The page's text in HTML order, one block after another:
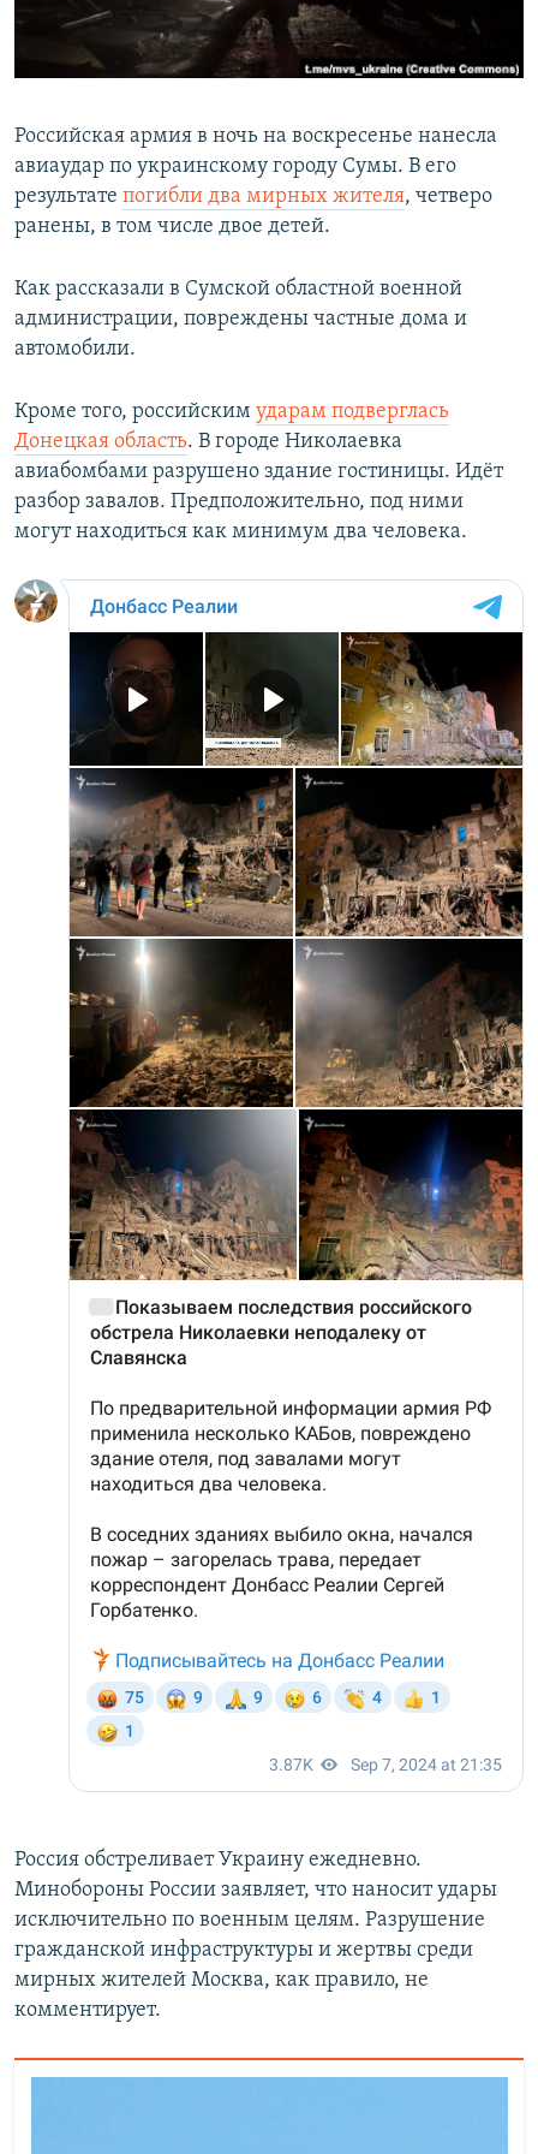
ПОБЕДИТЕЛЕЙ НЕ СУДЯТ?
КРЫМ.НЕПОКОРЕННЫЙ
УКРАИНСКАЯ ПРОБЛЕМА КРЫМА
ПРИСОЕДИНЯЙТЕСЬ!
Все сайты RFE/RL
Российская армия в ночь на воскресенье нанесла
авиаудар по украинскому городу Сумы. В его
результате погибли два мирных жителя, четверо
ранены, в том числе двое детей.
Как рассказали в Сумской областной военной
администрации, повреждены частные дома и
автомобили.
Кроме того, российским ударам подверглась
Донецкая область. В городе Николаевка
авиабомбами разрушено здание гостиницы. Идёт
разбор завалов. Предположительно, под ними
могут находиться как минимум два человека.
Россия обстреливает Украину ежедневно.
Минобороны России заявляет, что наносит удары
исключительно по военным целям. Разрушение
гражданской инфраструктуры и жертвы среди
мирных жителей Москва, как правило, не
комментирует.